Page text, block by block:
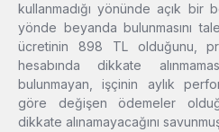
kullanmadığı yönünde açık bir
yönde beyanda bulunmasını
ücretinin 898 TL olduğunu,
hesabında dikkate
bulunmayan, işçinin aylık
göre değişen ödemeler
dikkate alınamayacağını